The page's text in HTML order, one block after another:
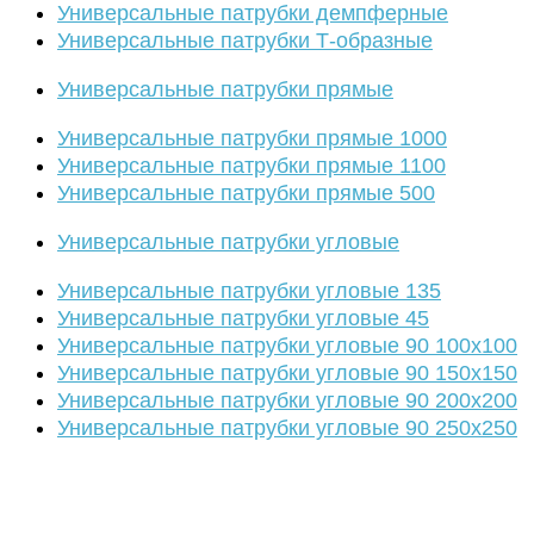
Универсальные патрубки демпферные
Универсальные патрубки Т-образные
Универсальные патрубки прямые
Универсальные патрубки прямые 1000
Универсальные патрубки прямые 1100
Универсальные патрубки прямые 500
Универсальные патрубки угловые
Универсальные патрубки угловые 135
Универсальные патрубки угловые 45
Универсальные патрубки угловые 90 100х100
Универсальные патрубки угловые 90 150х150
Универсальные патрубки угловые 90 200х200
Универсальные патрубки угловые 90 250х250